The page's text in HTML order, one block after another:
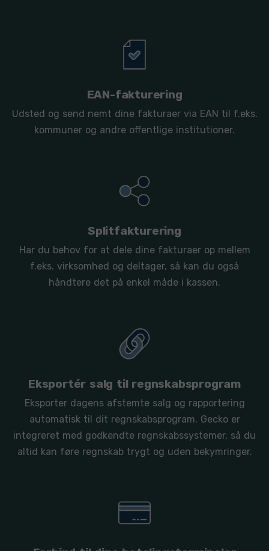
EAN-fakturering
Udsted og send nemt dine fakturaer via EAN til f.eks.
kommuner og andre offentlige institutioner.
Splitfakturering
Har du behov for at dele dine fakturaer op mellem
f.eks. virksomhed og deltager, så kan du også
håndtere det på enkel måde i kassen.
Eksportér salg til regnskabsprogram
Eksporter dagens afstemte salg og rapportering
automatisk til dit regnskabsprogram. Gecko er
integreret med godkendte regnskabssystemer, så du
altid kan føre regnskab trygt og uden bekymringer.